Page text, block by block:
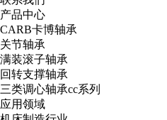
产品中心
CARB卡博轴承
关节轴承
满装滚子轴承
回转支撑轴承
三类调心轴承cc系列
应用领域